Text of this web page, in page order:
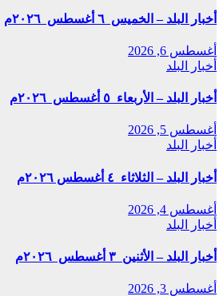
أخبار البلد – الخميس ٦ أغسطس ٢٠٢٦م
أغسطس 6, 2026
أخبار البلد
أخبار البلد – الأربعاء ٥ أغسطس ٢٠٢٦م
أغسطس 5, 2026
أخبار البلد
أخبار البلد – الثلاثاء ٤ أغسطس ٢٠٢٦م
أغسطس 4, 2026
أخبار البلد
أخبار البلد – الأثنين ٣ أغسطس ٢٠٢٦م
أغسطس 3, 2026